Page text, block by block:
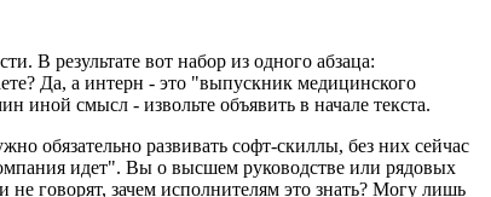
В результате вот набор из одного абзаца:
Да, а интерн - это "выпускник медицинского
смысл - извольте объявить в начале текста.
обязательно развивать софт-скиллы, без них сейчас
идет". Вы о высшем руководстве или рядовых
говорят, зачем исполнителям это знать? Могу лишь